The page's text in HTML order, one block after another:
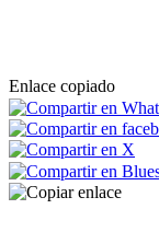
Enlace copiado